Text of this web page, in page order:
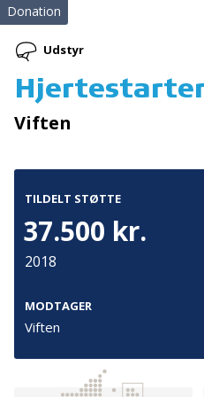
En tryg
Donation
Udstyr
Viften
TILDELT STØTTE
37.500 kr.
2018
MODTAGER
Viften
Tilmeld nyhedsbrev
De seneste nyheder om
aktiviteter direkte i din indbakke.